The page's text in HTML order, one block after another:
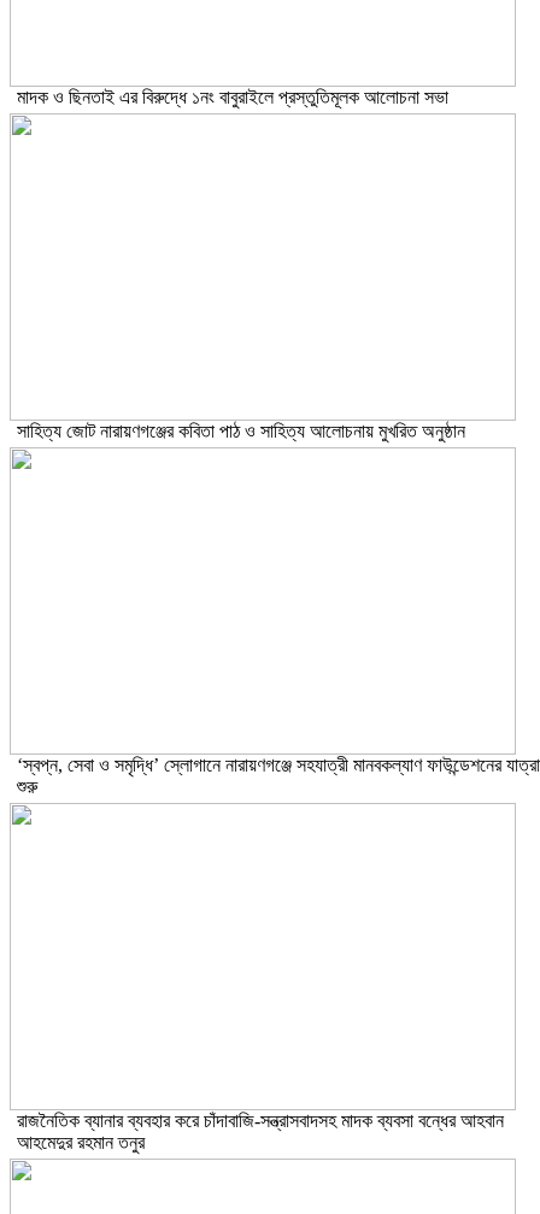
মাদক ও ছিনতাই এর বিরুদ্ধে ১নং বাবুরাইলে প্রস্তুতিমূলক আলোচনা সভা
সাহিত্য জোট নারায়ণগঞ্জের কবিতা পাঠ ও সাহিত্য আলোচনায় মুখরিত অনুষ্ঠান
‘স্বপ্ন, সেবা ও সমৃদ্ধি’ স্লোগানে নারায়ণগঞ্জে সহযাত্রী মানবকল্যাণ ফাউন্ডেশনের যাত্রা
শুরু
রাজনৈতিক ব্যানার ব্যবহার করে চাঁদাবাজি-সন্ত্রাসবাদসহ মাদক ব্যবসা বন্ধের আহবান
আহমেদুর রহমান তনুর